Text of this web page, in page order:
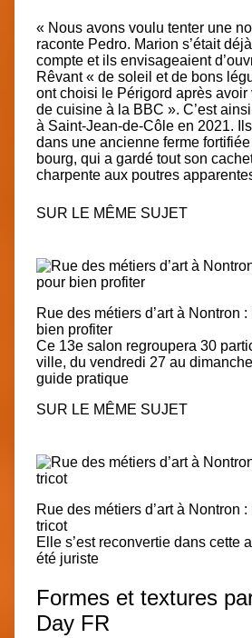
« Nous avons voulu tenter une
raconte Pedro. Marion s’était
compte et ils envisageaient
Rêvant « de soleil et de bons
ont choisi le Périgord après avoir
de cuisine à la BBC ». C’est
à Saint-Jean-de-Côle en 2021.
dans une ancienne ferme
bourg, qui a gardé tout son
charpente aux poutres
SUR LE MÊME SUJET
Rue des métiers d’art à Nontron
bien profiter
Ce 13e salon regroupera 30
ville, du vendredi 27 au
guide pratique
SUR LE MÊME SUJET
Rue des métiers d’art à Nontron
tricot
Elle s’est reconvertie dans cette
été juriste
Formes et textures
Day FR